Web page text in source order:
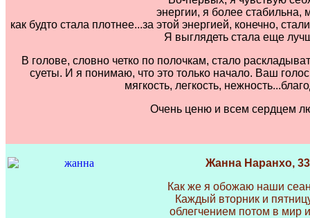
энергии, я более
как будто стала плотнее...за этой энергией, конечно,
Я выглядеть стала еще
В голове, словно четко по полочкам, стало
суеты. И я понимаю, что это только начало. Ваш
мягкость, легкость,
Очень ценю и всем сердцем
Жанна Наранхо,
Как же я обожаю наши
Каждый вторник и
облегчением потом в мир